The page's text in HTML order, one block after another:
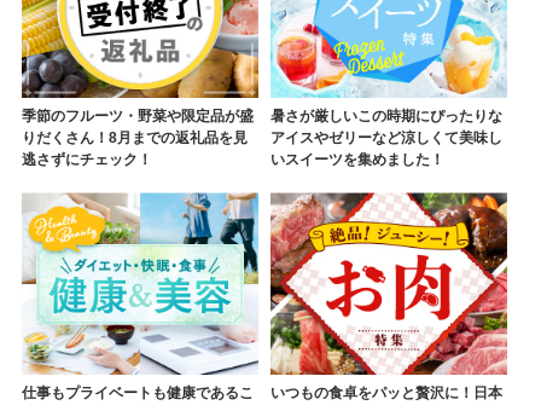
季節のフルーツ・野菜や限定品が盛
りだくさん！8月までの返礼品を見
逃さずにチェック！
暑さが厳しいこの時期にぴったりな
アイスやゼリーなど涼しくて美味し
いスイーツを集めました！
仕事もプライベートも健康であるこ
いつもの食卓をパッと贅沢に！日本